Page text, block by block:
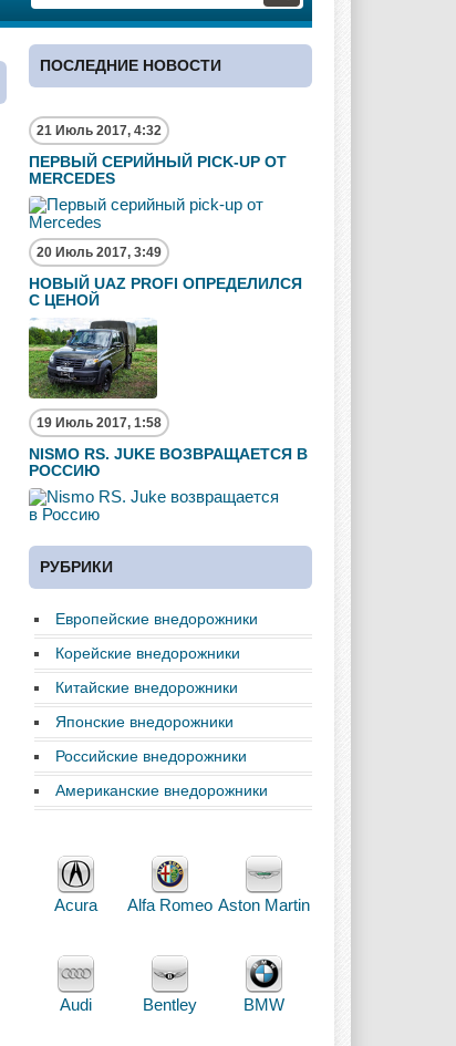
ПОСЛЕДНИЕ НОВОСТИ
21 Июль 2017, 4:32
ПЕРВЫЙ СЕРИЙНЫЙ PICK-UP ОТ
MERCEDES
20 Июль 2017, 3:49
НОВЫЙ UAZ PROFI ОПРЕДЕЛИЛСЯ
С ЦЕНОЙ
19 Июль 2017, 1:58
NISMO RS. JUKE ВОЗВРАЩАЕТСЯ В
РОССИЮ
РУБРИКИ
Европейские внедорожники
Корейские внедорожники
Китайские внедорожники
Японские внедорожники
Российские внедорожники
Американские внедорожники
Acura Alfa Romeo Aston Martin
Audi Bentley BMW